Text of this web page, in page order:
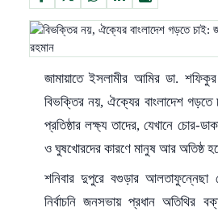
জামায়াতে ইসলামীর আমির ডা.
বিভক্তির নয়, ঐক্যের বাংলাদেশ গড়তে
প্রতিষ্ঠার লক্ষ্য তাদের, যেখানে চোর-
ও ঘুষখোরদের কারণে মানুষ আর অতিষ্ঠ
শনিবার দুপুরে বগুড়ার আলতাফুন্নেছা
নির্বাচনি জনসভায় প্রধান অতিথির